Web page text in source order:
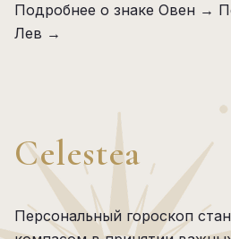
Подробнее о знаке Овен →
Лев →
Celestea
Персональный гороскоп